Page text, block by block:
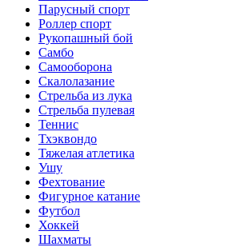
Парусный спорт
Роллер спорт
Рукопашный бой
Самбо
Самооборона
Скалолазание
Стрельба из лука
Стрельба пулевая
Теннис
Тхэквондо
Тяжелая атлетика
Ушу
Фехтование
Фигурное катание
Футбол
Хоккей
Шахматы